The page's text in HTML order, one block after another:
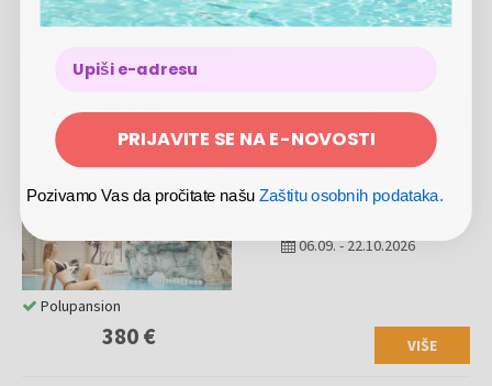
01.11.-23.12.2026
VIŠE
Polupansion
Terme Čatež - Hotel Terme - Termalni odmor
06.09.-22.10.2026
380 € VIŠE
Polupansion
PRIJAVITE SE NA E-NOVOSTI
Pozivamo Vas da pročitate našu Zaštitu osobnih podataka.